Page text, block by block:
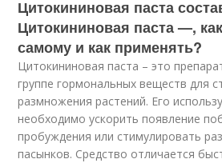
Цитокининовая паста
Цитокининовая паста —,
самому и как применять?
Цитокининовая паста – это
группе гормональных веществ для
размножения растений. Его
необходимо ускорить появление
пробуждения или стимулировать
пасынков. Средство отличается